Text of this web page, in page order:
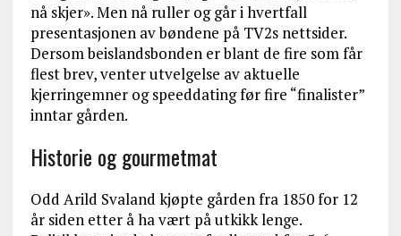
nå skjer». Men nå ruller og går i hvertfall
presentasjonen av bøndene på TV2s nettsider.
Dersom beislandsbonden er blant de fire som får
flest brev, venter utvelgelse av aktuelle
kjerringemner og speeddating før fire “finalister”
inntar gården.
Historie og gourmetmat
Odd Arild Svaland kjøpte gården fra 1850 for 12
år siden etter å ha vært på utkikk lenge.